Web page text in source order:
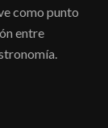
como punto
entre